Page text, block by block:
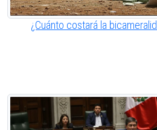
¿Cuánto costará la